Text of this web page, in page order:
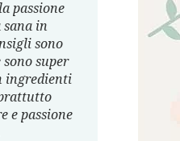
passione
in
sono
super
ingredienti
e passione